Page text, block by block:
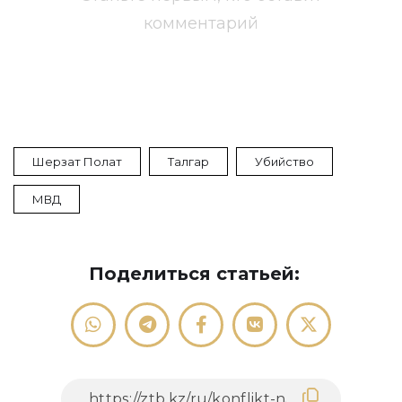
комментарий
Шерзат Полат Талгар Убийство
МВД
Поделиться статьей: